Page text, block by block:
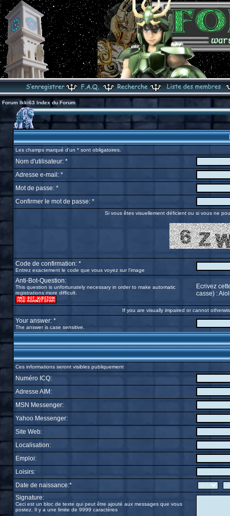
Forum Ikki63 Index du Forum
Les champs marqué d'un * sont obligatoires.
Nom d'utilisateur: *
Adresse e-mail: *
Mot de passe: *
Confirmer le mot de passe: *
Si vous êtes visuellement déficient ou si vous ne
Code de confirmation: *
Entrez exactement le code que vous voyez sur l'image
Anti-Bot-Question:
This question is unfortunately necessary in order to make automatic
registrations more difficult.
Ecrivez
casse) :
If you are visually impaired or cannot
Your answer: *
The answer is case sensitive.
Ces informations seront visibles publiquement
Numéro ICQ:
Adresse AIM:
MSN Messenger:
Yahoo Messenger:
Site Web:
Localisation:
Emploi:
Loisirs:
Date de naissance:*
Signature:
Ceci est un bloc de texte qui peut être ajouté aux messages que vous
postez. Il y a une limite de 9999 caractères